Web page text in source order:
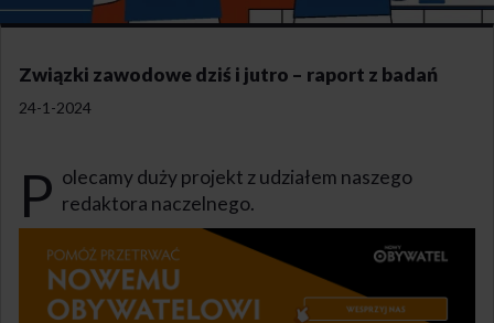
Związki zawodowe dziś i jutro – raport z badań
24-1-2024
P olecamy duży projekt z udziałem naszego
redaktora naczelnego.